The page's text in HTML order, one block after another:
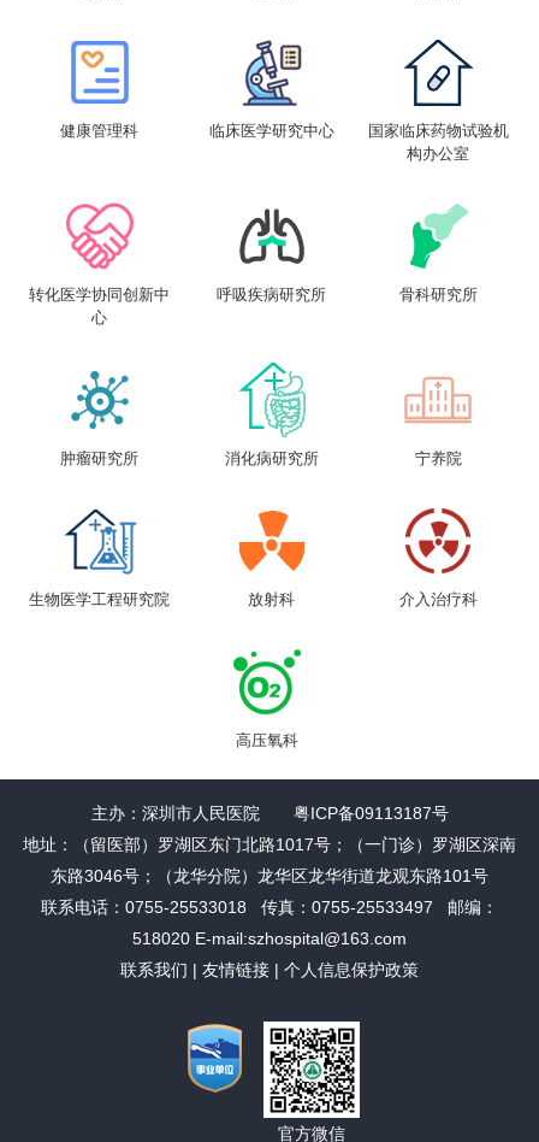
健康管理科 临床医学研究中心
国家临床药物试验机
构办公室
转化医学协同创新中
心
呼吸疾病研究所 骨科研究所
肿瘤研究所 消化病研究所 宁养院
生物医学工程研究院 放射科 介入治疗科
高压氧科
主办：深圳市人民医院 粤ICP备09113187号
地址：（留医部）罗湖区东门北路1017号；（一门诊）罗湖区深南
东路3046号；（龙华分院）龙华区龙华街道龙观东路101号
联系电话：0755-25533018 传真：0755-25533497 邮编：
518020 E-mail:szhospital@163.com
联系我们 | 友情链接 | 个人信息保护政策
官方微信